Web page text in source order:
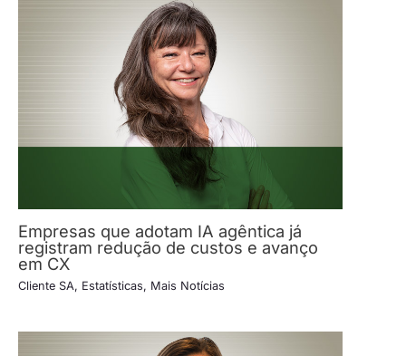
Empresas que adotam IA agêntica já
registram redução de custos e avanço
em CX
Cliente SA, Estatísticas, Mais Notícias